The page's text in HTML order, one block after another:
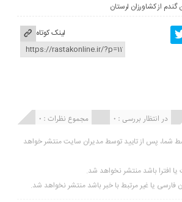
لینک کوتاه
مجموع نظرات : 0 در انتظار بررسی : 0
شما، پس از تایید توسط مدیران سایت منتشر خواهد
افترا باشد منتشر نخواهد شد.
فارسی یا غیر مرتبط با خبر باشد منتشر نخواهد شد.